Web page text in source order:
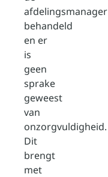
afdelingsmanager
behandeld
en er
is
geen
sprake
geweest
van
onzorgvuldigheid.
Dit
brengt
met